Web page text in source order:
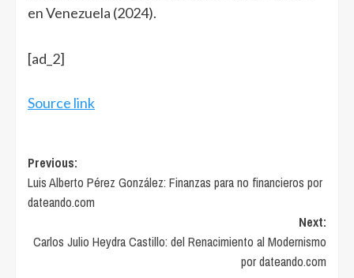
en Venezuela (2024).
Navegación
de
entradas
[ad_2]
Source link
Post
navigation
Previous:
Luis Alberto Pérez González: Finanzas para no financieros por
dateando.com
Next:
Carlos Julio Heydra Castillo: del Renacimiento al Modernismo
por dateando.com